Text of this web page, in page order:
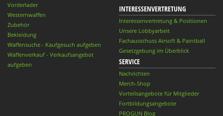
Vorderlader
Westernwaffen
Zubehör
Bekleidung
Waffensuche - Kaufgesuch aufgeben
Waffenverkauf - Verkaufsangebot
aufgeben
INTERESSENVERTRETUNG
Interessenvertretung & Positionen
Unsere Lobbyarbeit
Fachausschuss Airsoft & Paintball
Gesetzgebung im Überblick
SERVICE
Nachrichten
Merch-Shop
Vorteilsangebote für Mitglieder
Fortbildungsangebote
PROGUN Blog